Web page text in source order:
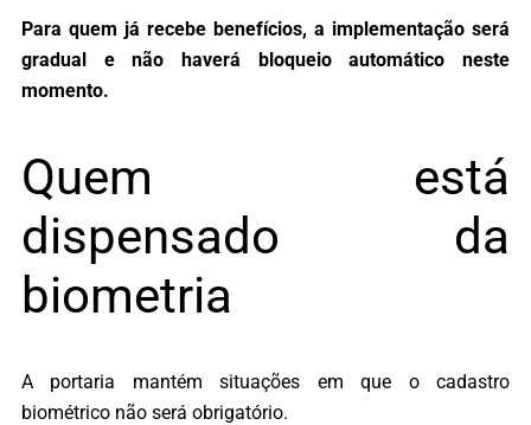
Para quem já recebe benefícios, a implementação será
gradual e não haverá bloqueio automático neste
momento.
Quem está
dispensado da
biometria
A portaria mantém situações em que o cadastro
biométrico não será obrigatório.